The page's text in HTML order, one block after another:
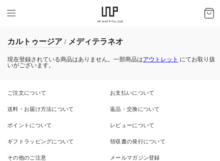
カルトゥージア / メディテラネオ
現在登録されている商品はありません。一部商品はアウトレット にてお取り扱
いがございます。
ご注文について お支払いについて
送料・お届け方法について 返品・交換について
ポイントについて レビューについて
ギフトラッピングについて 領収書の発行について
その他のご注意 メールマガジン登録